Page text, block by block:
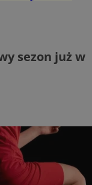
sezon już w